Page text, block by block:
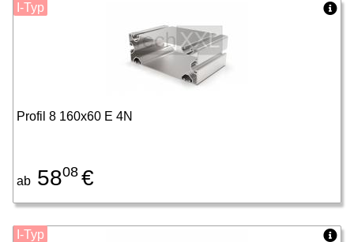
Profil 8 160x60 E 4N
ab 5808 €
I-Typ
I-Typ